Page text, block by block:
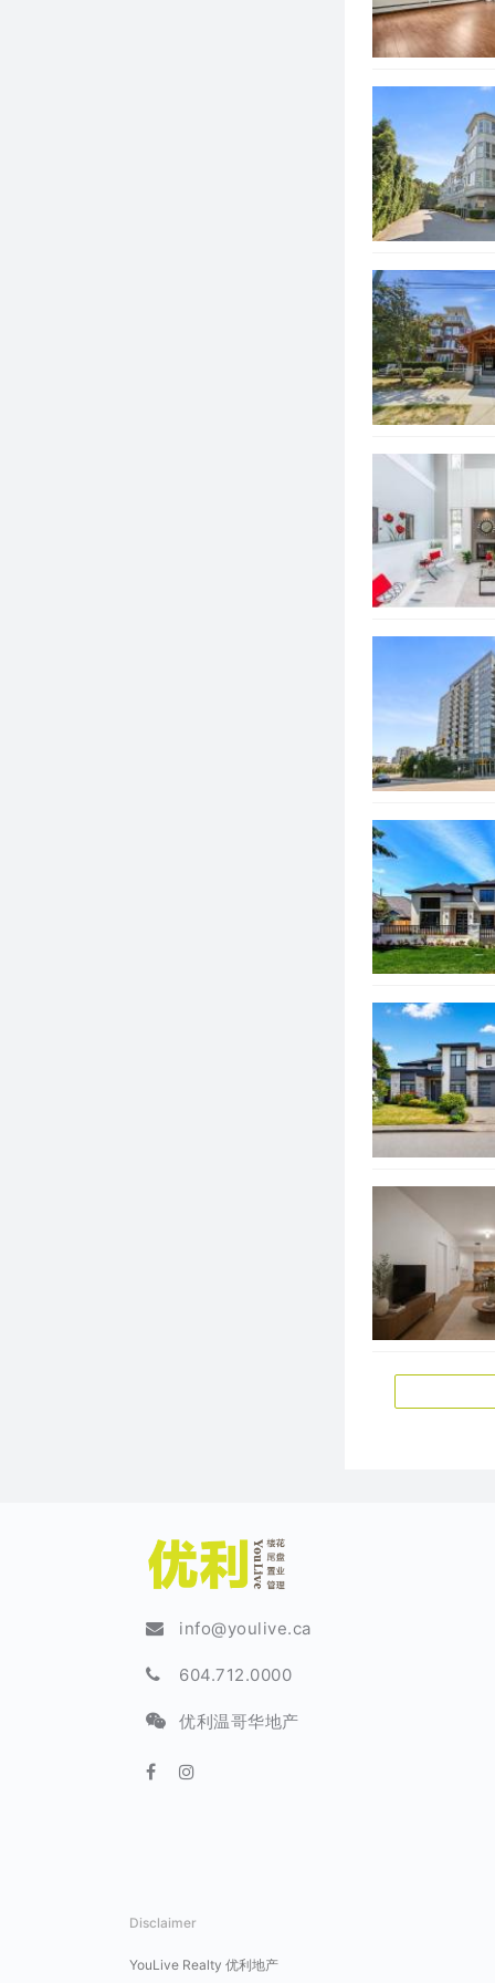
info@youlive.ca
604.712.0000
优利温哥华地产
Disclaimer
YouLive Realty 优利地产